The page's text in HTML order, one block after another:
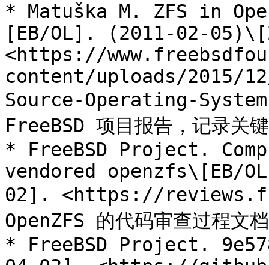
* Matuška M. ZFS in
[EB/OL]. (2011-02-
<https://
content/uploads/2015/12/
Source-Operating-
FreeBSD 项目报告，记录关
* FreeBSD Project.
vendored openzfs\[EB/
02]. <https://
OpenZFS 的代码审查过程文
* FreeBSD Project.